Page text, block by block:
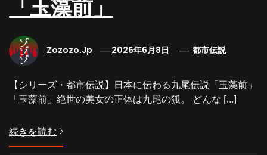
「玉藻前」
Zozozo.jp 2026年6月8日 都市伝説
【シリーズ・都市伝説】日本に伝わる九尾伝説「玉藻前」
「玉藻前」絶世の美女の正体は九尾の狐。 どんな […]
続きを読む